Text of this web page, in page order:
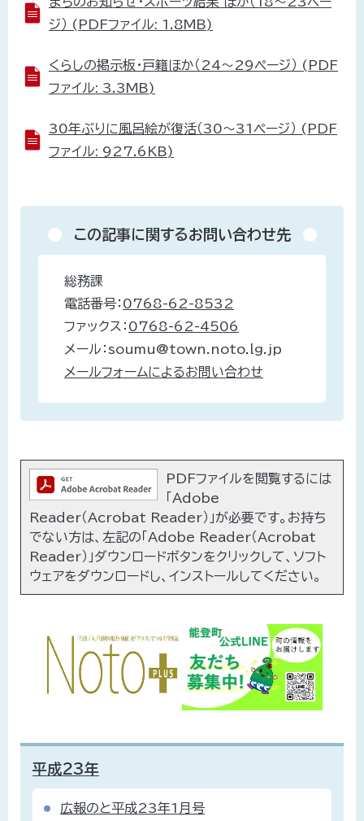
ジ） (PDFファイル: 1.8MB)
くらしの掲示板・戸籍ほか（24～29ページ） (PDF
ファイル: 3.3MB)
30年ぶりに風呂絵が復活（30～31ページ） (PDF
ファイル: 927.6KB)
この記事に関するお問い合わせ先
総務課
電話番号： 0768-62-8532
ファックス： 0768-62-4506
メール：soumu@town.noto.lg.jp
メールフォームによるお問い合わせ
PDFファイルを閲覧するには
「Adobe
Reader（Acrobat Reader）」が必要です。お持ち
でない方は、左記の「Adobe Reader（Acrobat
Reader）」ダウンロードボタンをクリックして、ソフト
ウェアをダウンロードし、インストールしてください。
平成23年
広報のと平成23年1月号